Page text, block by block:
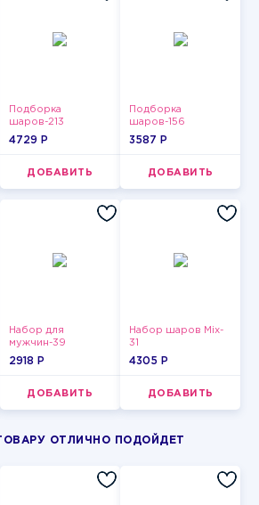
Подборка
шаров-213
4729 P
ДОБАВИТЬ
Подборка
шаров-156
3587 P
ДОБАВИТЬ
Набор для
мужчин-39
2918 P
ДОБАВИТЬ
Набор шаров Mix-
31
4305 P
ДОБАВИТЬ
ОТЛИЧНО ПОДОЙДЕТ